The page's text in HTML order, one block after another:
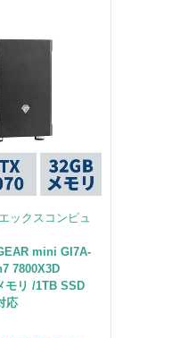
ックスコンピュ
mini GI7A-
7800X3D
モリ /1TB SSD
応